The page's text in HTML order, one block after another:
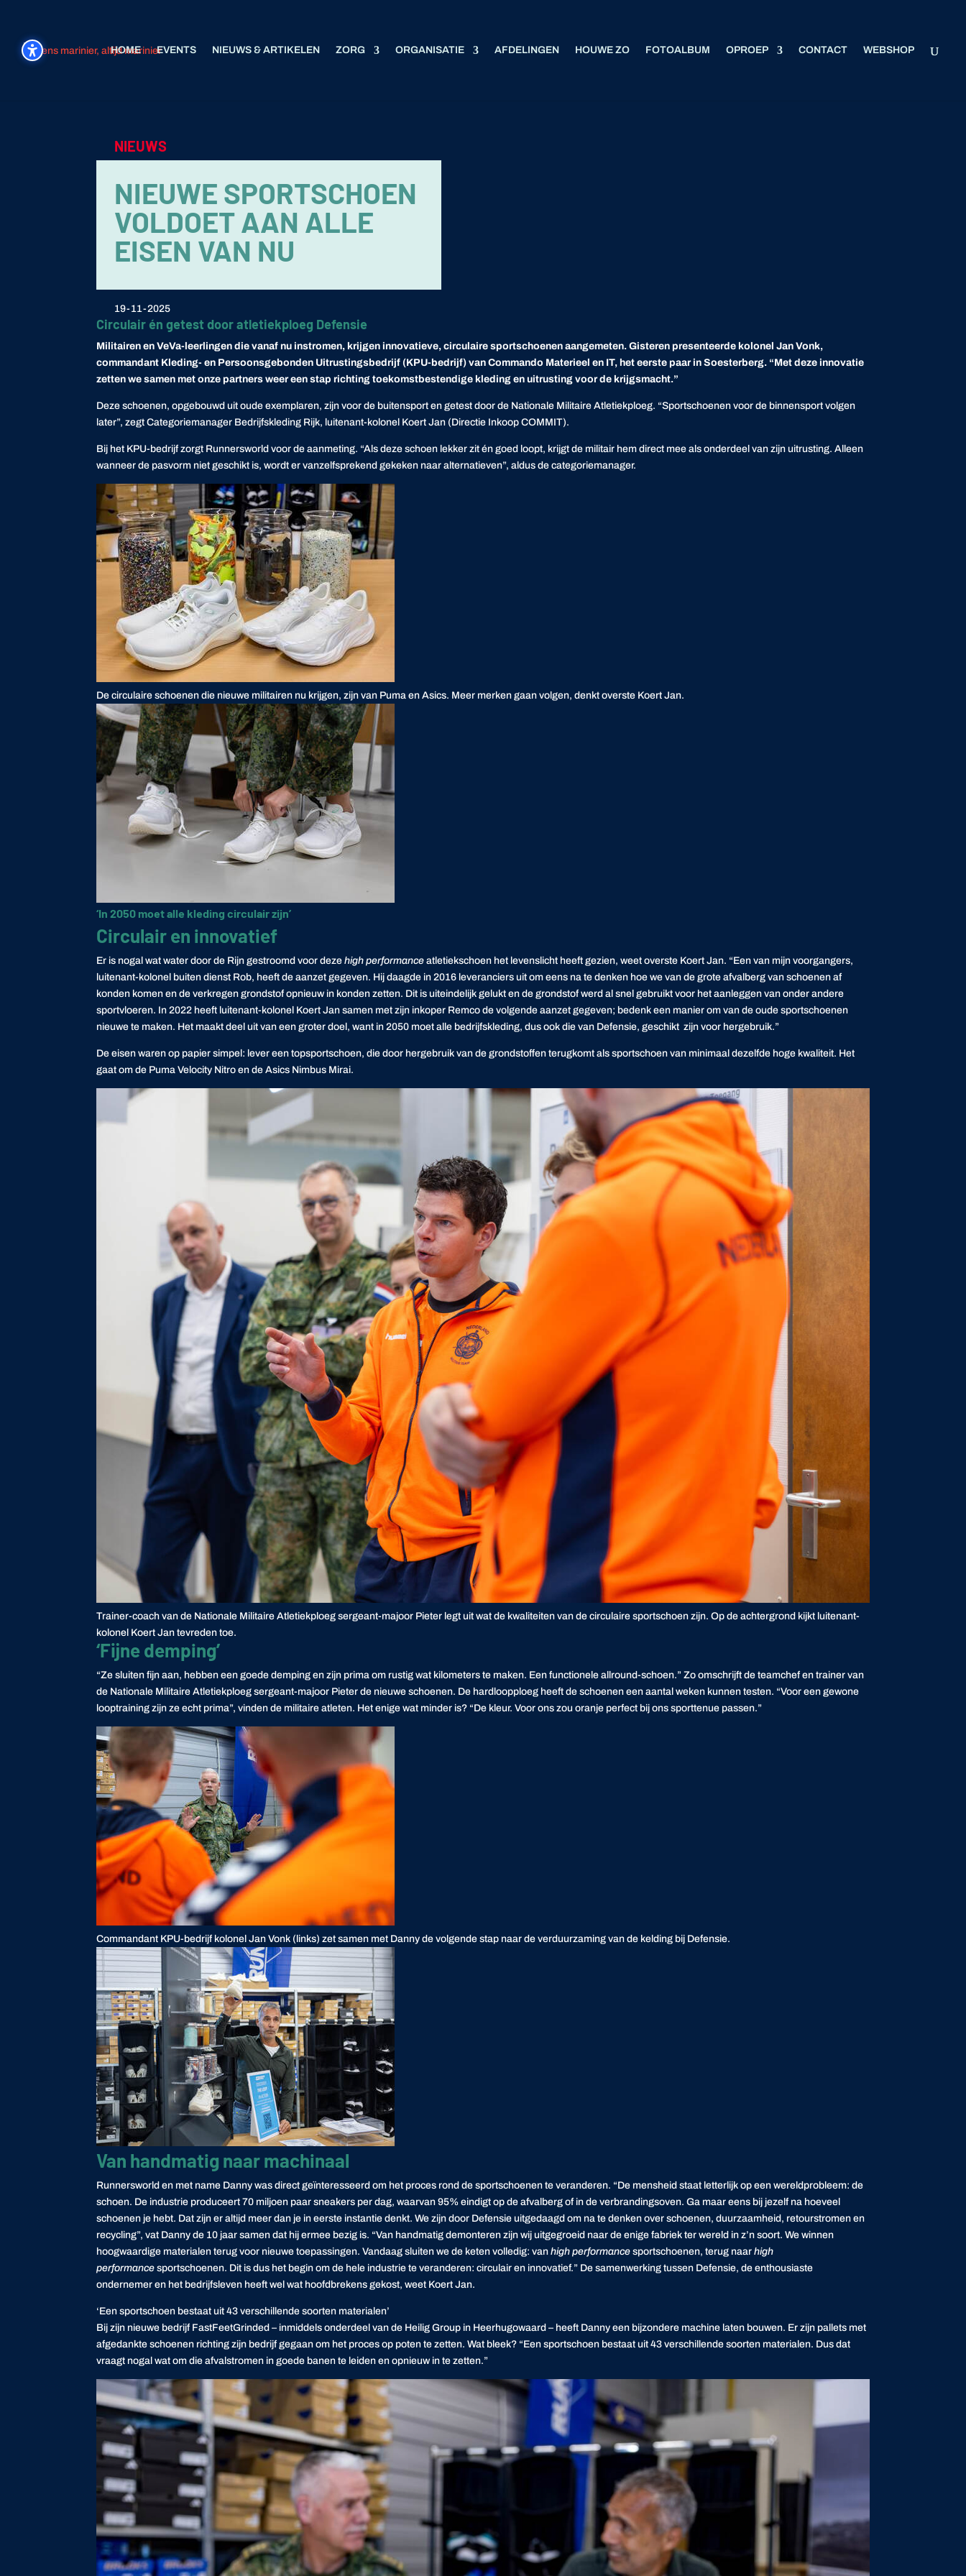
HOME EVENTS NIEUWS & ARTIKELEN ZORG ORGANISATIE AFDELINGEN HOUWE ZO FOTOALBUM OPROEP CONTACT WEBSHOP
NIEUWS
NIEUWE SPORTSCHOEN
VOLDOET AAN ALLE
EISEN VAN NU
19-11-2025
Circulair én getest door atletiekploeg Defensie
Militairen en VeVa-leerlingen die vanaf nu instromen, krijgen innovatieve, circulaire sportschoenen aangemeten. Gisteren presenteerde kolonel Jan Vonk,
commandant Kleding- en Persoonsgebonden Uitrustingsbedrijf (KPU-bedrijf) van Commando Materieel en IT, het eerste paar in Soesterberg. “Met deze innovatie
zetten we samen met onze partners weer een stap richting toekomstbestendige kleding en uitrusting voor de krijgsmacht.”
Deze schoenen, opgebouwd uit oude exemplaren, zijn voor de buitensport en getest door de Nationale Militaire Atletiekploeg. “Sportschoenen voor de binnensport volgen
later”, zegt Categoriemanager Bedrijfskleding Rijk, luitenant-kolonel Koert Jan (Directie Inkoop COMMIT).
Bij het KPU-bedrijf zorgt Runnersworldvoor de aanmeting. “Als deze schoen lekker zit én goed loopt, krijgt de militair hem direct mee als onderdeel van zijn uitrusting. Alleen
wanneer de pasvorm niet geschikt is, wordt er vanzelfsprekend gekeken naar alternatieven”, aldus de categoriemanager.
De circulaire schoenen die nieuwe militairen nu krijgen, zijn van Puma en Asics. Meer merken gaan volgen, denkt overste Koert Jan.
‘In 2050 moet alle kleding circulair zijn’
Circulair en innovatief
Er is nogal wat water door de Rijn gestroomd voor deze high performance atletiekschoen het levenslicht heeft gezien, weet overste Koert Jan. “Een van mijn voorgangers,
luitenant-kolonel buiten dienst Rob, heeft de aanzet gegeven. Hij daagde in 2016 leveranciers uit om eens na te denken hoe we van de grote afvalberg van schoenen af
konden komen en de verkregen grondstof opnieuw in konden zetten. Dit is uiteindelijk gelukt en de grondstof werd al snel gebruikt voor het aanleggen van onder andere
sportvloeren. In 2022 heeft luitenant-kolonel Koert Jan samen met zijn inkoper Remco de volgende aanzet gegeven; bedenk een manier om van de oude sportschoenen
nieuwe te maken. Het maakt deel uit van een groter doel, want in 2050 moet alle bedrijfskleding, dus ook die van Defensie, geschikt zijn voor hergebruik.”
De eisen waren op papier simpel: lever een topsportschoen, die door hergebruik van de grondstoffen terugkomt als sportschoen van minimaal dezelfde hoge kwaliteit. Het
gaat om de PumaVelocity Nitro en deAsics Nimbus Mirai.
Trainer-coach van de Nationale Militaire Atletiekploeg sergeant-majoor Pieter legt uit wat de kwaliteiten van de circulaire sportschoen zijn. Op de achtergrond kijkt luitenant-
kolonel Koert Jan tevreden toe.
‘Fijne demping’
“Ze sluiten fijn aan, hebben een goede demping en zijn prima om rustig wat kilometers te maken. Een functioneleallround-schoen.” Zo omschrijft de teamchef en trainer van
de Nationale Militaire Atletiekploeg sergeant-majoor Pieter de nieuwe schoenen. De hardloopploeg heeft de schoenen een aantal weken kunnen testen. “Voor een gewone
looptraining zijn ze echt prima”, vinden de militaire atleten. Het enige wat minder is? “De kleur. Voor ons zou oranje perfect bij ons sporttenue passen.”
Commandant KPU-bedrijf kolonel Jan Vonk (links) zet samen met Danny de volgende stap naar de verduurzaming van de kelding bij Defensie.
Van handmatig naar machinaal
Runnersworlden met name Dannywas direct geïnteresseerd om het proces rond de sportschoenen te veranderen. “De mensheid staat letterlijk op een wereldprobleem: de
schoen. De industrie produceert 70 miljoen paar sneakers per dag, waarvan 95% eindigt op de afvalberg of in de verbrandingsoven. Ga maar eens bij jezelf na hoeveel
schoenen je hebt. Dat zijn er altijd meer dan je in eerste instantie denkt. We zijn door Defensie uitgedaagd om na te denken over schoenen, duurzaamheid, retourstromen en
recycling”, vat Dannyde 10 jaar samen dat hij ermee bezig is. “Van handmatig demonteren zijn wij uitgegroeid naar de enige fabriek ter wereld in z’n soort. We winnen
hoogwaardige materialen terug voor nieuwe toepassingen. Vandaag sluiten we de keten volledig: vanhigh performance sportschoenen, terug naar high
performance sportschoenen. Dit is dus het begin om de hele industrie te veranderen: circulair en innovatief.” De samenwerking tussen Defensie, de enthousiaste
ondernemer en het bedrijfsleven heeft wel wat hoofdbrekens gekost, weet Koert Jan.
‘Een sportschoen bestaat uit 43 verschillende soorten materialen’
Bij zijn nieuwe bedrijf FastFeetGrinded – inmiddels onderdeel van de HeiligGroup in Heerhugowaard – heeft Dannyeen bijzondere machine laten bouwen. Er zijn pallets met
afgedankte schoenen richting zijn bedrijf gegaan om het proces op poten te zetten. Wat bleek? “Een sportschoen bestaat uit 43 verschillende soorten materialen. Dus dat
vraagt nogal wat om die afvalstromen in goede banen te leiden en opnieuw in te zetten.”